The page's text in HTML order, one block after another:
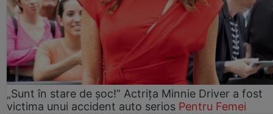
„Sunt în stare de șoc!” Actrița Minnie Driver a fost
victima unui accident auto serios Pentru Femei